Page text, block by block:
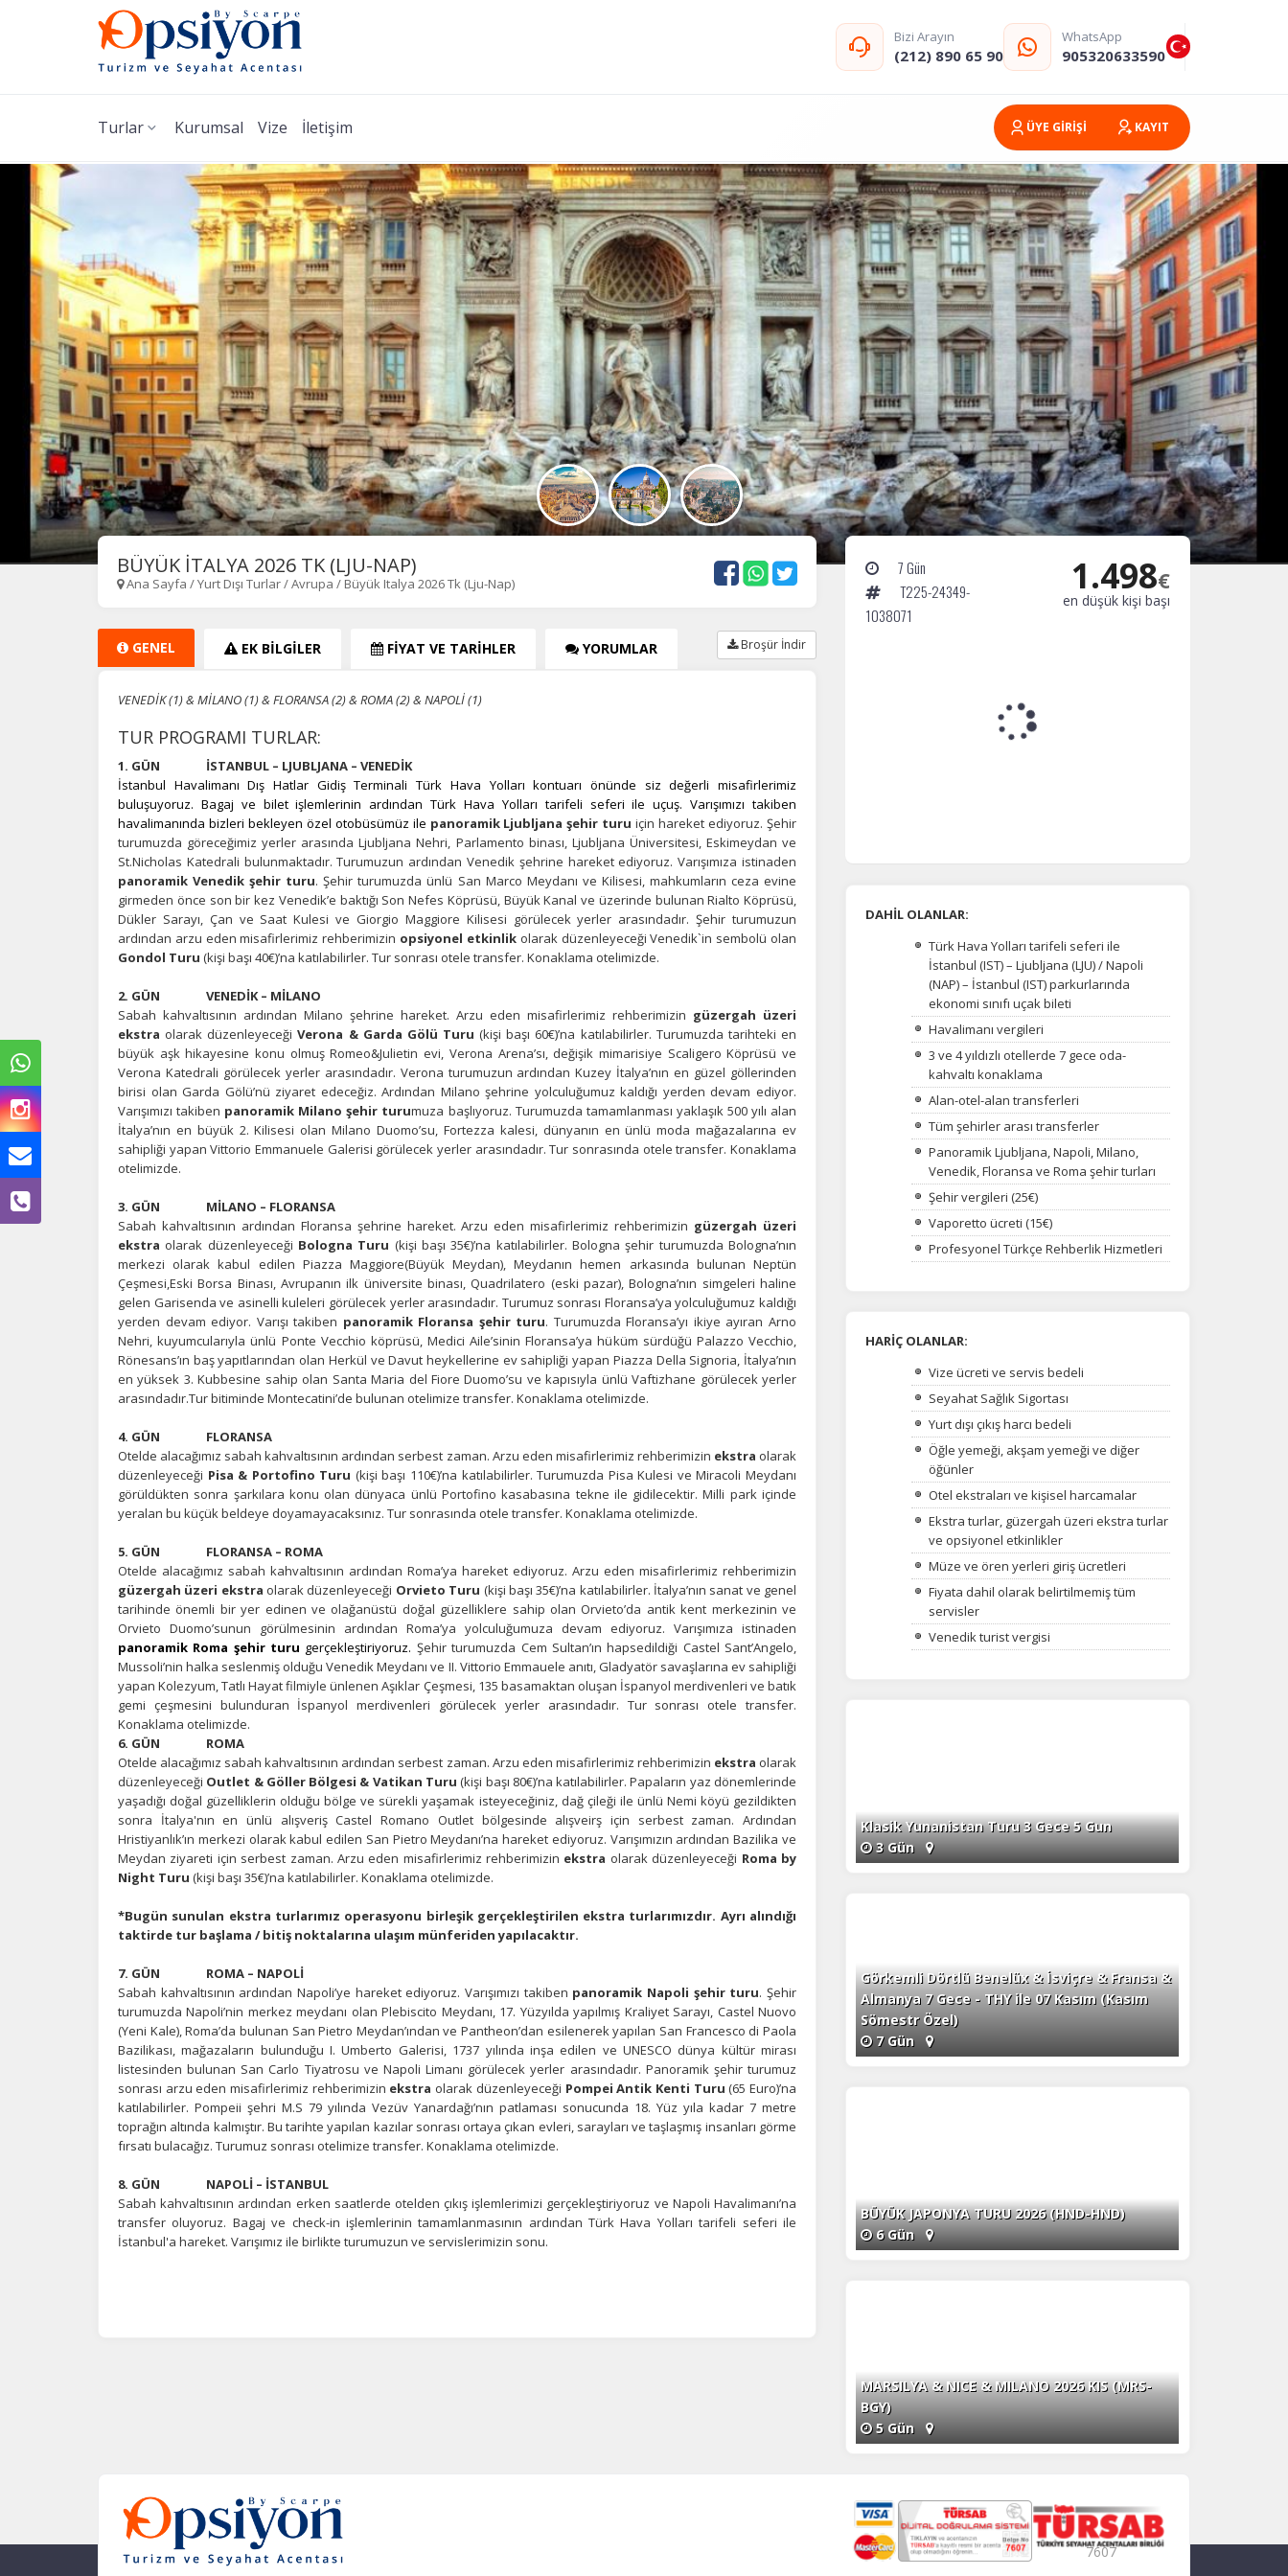
Bizi Arayın
(212) 890 65 90
WhatsApp
905320633590
Turlar Kurumsal Vize İletişim ÜYE GİRİŞİ KAYIT
Çerez tercihlerinizibelirleyin.
Size daha kişiselleştirilmiş bir web deneyimi sunmak için bazı bilgileri tarayıcınızda
depolayabilir, bunları yurt içi ve yurt dışındaki hizmet sağlayıcılarla paylaşabiliriz. Buna
izin vermemeyi seçebilirsiniz ancak bu durumda sitemiz umduğumuz gibi çalışmaya
bilir.Daha fazla bilgi içinKVKK bilgilendirmemizi,çerez kullanımvegizlilik koşullarını
inceleyebilirsiniz.
Zorunlu Çerezler HER ZAMAN AKTIF
İstatistik Çerezleri
anlamamıza yardımcı olur.
Pazarlama Çerezleri
Size ve ilgi alanlarınıza uygun reklamlar göstermek için kullanılır.
Kapatırsanız reklamları görmeye devam edersiniz, ancak daha az
alakalı olabilirler.
Tümünü Reddet Tümünü Kabul Et Tercihleri Kaydet
BÜYÜK İTALYA 2026 TK (LJU-NAP)
Ana Sayfa /Yurt Dışı Turlar/Avrupa / Büyük Italya 2026 Tk (Lju-Nap)
GENEL EK BİLGİLER FİYAT VE TARİHLER YORUMLAR Broşür İndir
VENEDİK (1) & MİLANO (1) & FLORANSA (2) & ROMA (2) & NAPOLİ (1)
TUR PROGRAMI TURLAR:
1. GÜN İSTANBUL – LJUBLJANA – VENEDİK
İstanbul Havalimanı Dış Hatlar Gidiş Terminali Türk Hava Yolları kontuarı önünde siz değerli misafirlerimiz
buluşuyoruz. Bagaj ve bilet işlemlerinin ardından Türk Hava Yolları tarifeli seferi ile uçuş. Varışımızı takiben
havalimanında bizleri bekleyen özel otobüsümüz ile panoramik Ljubljana şehir turuiçin hareket ediyoruz. Şehir
turumuzda göreceğimiz yerler arasında Ljubljana Nehri, Parlamento binası, Ljubljana Üniversitesi, Eskimeydan ve
St.Nicholas Katedrali bulunmaktadır. Turumuzun ardından Venedik şehrine hareket ediyoruz. Varışımıza istinaden
panoramik Venedik şehir turu. Şehir turumuzda ünlü San Marco Meydanı ve Kilisesi, mahkumların ceza evine
girmeden önce son bir kez Venedik’e baktığı Son Nefes Köprüsü, Büyük Kanal ve üzerinde bulunan Rialto Köprüsü,
Dükler Sarayı, Çan ve Saat Kulesi ve Giorgio Maggiore Kilisesi görülecek yerler arasındadır. Şehir turumuzun
ardından arzu eden misafirlerimiz rehberimizin opsiyonel etkinlikolarak düzenleyeceği Venedik`in sembolü olan
Gondol Turu (kişi başı 40€)’na katılabilirler. Tur sonrası otele transfer. Konaklama otelimizde.
2. GÜN VENEDİK – MİLANO
Sabah kahvaltısının ardından Milano şehrine hareket. Arzu eden misafirlerimiz rehberimizin güzergah üzeri
ekstra olarak düzenleyeceğiVerona & Garda Gölü Turu (kişi başı 60€)’na katılabilirler. Turumuzda tarihteki en
büyük aşk hikayesine konu olmuş Romeo&Julietin evi, Verona Arena’sı, değişik mimarisiye Scaligero Köprüsü ve
Verona Katedrali görülecek yerler arasındadır. Verona turumuzun ardından Kuzey İtalya’nın en güzel göllerinden
birisi olan Garda Gölü’nü ziyaret edeceğiz. Ardından Milano şehrine yolculuğumuz kaldığı yerden devam ediyor.
Varışımızı takiben panoramik Milano şehir turumuza başlıyoruz. Turumuzda tamamlanması yaklaşık 500 yılı alan
İtalya’nın en büyük 2. Kilisesi olan Milano Duomo’su, Fortezza kalesi, dünyanın en ünlü moda mağazalarına ev
sahipliği yapan Vittorio Emmanuele Galerisi görülecek yerler arasındadır. Tur sonrasında otele transfer. Konaklama
otelimizde.
3. GÜN MİLANO – FLORANSA
Sabah kahvaltısının ardından Floransa şehrine hareket. Arzu eden misafirlerimiz rehberimizin güzergah üzeri
ekstra olarak düzenleyeceği Bologna Turu (kişi başı 35€)’na katılabilirler. Bologna şehir turumuzda Bologna’nın
merkezi olarak kabul edilen Piazza Maggiore(Büyük Meydan), Meydanın hemen arkasında bulunan Neptün
Çeşmesi,Eski Borsa Binası, Avrupanın ilk üniversite binası, Quadrilatero (eski pazar), Bologna’nın simgeleri haline
gelen Garisenda ve asinelli kuleleri görülecek yerler arasındadır. Turumuz sonrası Floransa’ya yolculuğumuz kaldığı
yerden devam ediyor. Varışı takiben panoramik Floransa şehir turu. Turumuzda Floransa’yı ikiye ayıran Arno
Nehri, kuyumcularıyla ünlü Ponte Vecchio köprüsü, Medici Aile’sinin Floransa’ya hüküm sürdüğü Palazzo Vecchio,
Rönesans’ın baş yapıtlarından olan Herkül ve Davut heykellerine ev sahipliği yapan Piazza Della Signoria, İtalya’nın
en yüksek 3. Kubbesine sahip olan Santa Maria del Fiore Duomo’su ve kapısıyla ünlü Vaftizhane görülecek yerler
arasındadır.Tur bitiminde Montecatini’de bulunan otelimize transfer. Konaklama otelimizde.
4. GÜN FLORANSA
Otelde alacağımız sabah kahvaltısının ardından serbest zaman. Arzu eden misafirlerimiz rehberimizin ekstra olarak
düzenleyeceği Pisa & Portofino Turu (kişi başı 110€)’na katılabilirler. Turumuzda Pisa Kulesi ve Miracoli Meydanı
görüldükten sonra şarkılara konu olan dünyaca ünlü Portofino kasabasına tekne ile gidilecektir. Milli park içinde
yeralan bu küçük beldeye doyamayacaksınız. Tur sonrasında otele transfer. Konaklama otelimizde.
5. GÜN FLORANSA – ROMA
Otelde alacağımız sabah kahvaltısının ardından Roma’ya hareket ediyoruz. Arzu eden misafirlerimiz rehberimizin
güzergah üzeri ekstra olarak düzenleyeceği Orvieto Turu (kişi başı 35€)’na katılabilirler. İtalya’nın sanat ve genel
tarihinde önemli bir yer edinen ve olağanüstü doğal güzelliklere sahip olan Orvieto’da antik kent merkezinin ve
Orvieto Duomo’sunun görülmesinin ardından Roma’ya yolculuğumuza devam ediyoruz. Varışımıza istinaden
panoramik Roma şehir turu gerçekleştiriyoruz. Şehir turumuzda Cem Sultan’ın hapsedildiği Castel Sant’Angelo,
Mussoli’nin halka seslenmiş olduğu Venedik Meydanı ve II. Vittorio Emmauele anıtı, Gladyatör savaşlarına ev sahipliği
yapan Kolezyum, Tatlı Hayat filmiyle ünlenen Aşıklar Çeşmesi, 135 basamaktan oluşan İspanyol merdivenleri ve batık
gemi çeşmesini bulunduran İspanyol merdivenleri görülecek yerler arasındadır. Tur sonrası otele transfer.
Konaklama otelimizde.
6. GÜN ROMA
Otelde alacağımız sabah kahvaltısının ardından serbest zaman. Arzu eden misafirlerimiz rehberimizin ekstra olarak
düzenleyeceği Outlet & Göller Bölgesi & Vatikan Turu(kişi başı 80€)’na katılabilirler. Papaların yaz dönemlerinde
yaşadığı doğal güzelliklerin olduğu bölge ve sürekli yaşamak isteyeceğiniz, dağ çileği ile ünlü Nemi köyü gezildikten
sonra İtalya'nın en ünlü alışveriş Castel Romano Outlet bölgesinde alışveirş için serbest zaman. Ardından
Hristiyanlık’ın merkezi olarak kabul edilen San Pietro Meydanı’na hareket ediyoruz. Varışımızın ardından Bazilika ve
Meydan ziyareti için serbest zaman. Arzu eden misafirlerimiz rehberimizin ekstra olarak düzenleyeceği Roma by
Night Turu (kişi başı 35€)’na katılabilirler. Konaklama otelimizde.
*Bugün sunulan ekstra turlarımız operasyonu birleşik gerçekleştirilen ekstra turlarımızdır. Ayrı alındığı
taktirde tur başlama / bitiş noktalarına ulaşım münferiden yapılacaktır.
7. GÜN ROMA – NAPOLİ
Sabah kahvaltısının ardından Napoli’ye hareket ediyoruz. Varışımızı takiben panoramik Napoli şehir turu. Şehir
turumuzda Napoli’nin merkez meydanı olan Plebiscito Meydanı, 17. Yüzyılda yapılmış Kraliyet Sarayı, Castel Nuovo
(Yeni Kale), Roma’da bulunan San Pietro Meydan’ından ve Pantheon’dan esilenerek yapılan San Francesco di Paola
Bazilikası, mağazaların bulunduğu I. Umberto Galerisi, 1737 yılında inşa edilen ve UNESCO dünya kültür mirası
listesinden bulunan San Carlo Tiyatrosu ve Napoli Limanı görülecek yerler arasındadır. Panoramik şehir turumuz
sonrası arzu eden misafirlerimiz rehberimizin ekstra olarak düzenleyeceği Pompei Antik Kenti Turu (65 Euro)’na
katılabilirler. Pompeii şehri M.S 79 yılında Vezüv Yanardağı’nın patlaması sonucunda 18. Yüz yıla kadar 7 metre
toprağın altında kalmıştır. Bu tarihte yapılan kazılar sonrası ortaya çıkan evleri, sarayları ve taşlaşmış insanları görme
fırsatı bulacağız. Turumuz sonrası otelimize transfer. Konaklama otelimizde.
8. GÜN NAPOLİ – İSTANBUL
Sabah kahvaltısının ardından erken saatlerde otelden çıkış işlemlerimizi gerçekleştiriyoruz ve Napoli Havalimanı’na
transfer oluyoruz. Bagaj ve check-in işlemlerinin tamamlanmasının ardından Türk Hava Yolları tarifeli seferi ile
İstanbul'a hareket. Varışımız ile birlikte turumuzun ve servislerimizin sonu.
7 Gün
T225-24349-
1038071
1.498€
en düşük kişi başı
DAHİL OLANLAR:
Türk Hava Yolları tarifeli seferi ile
İstanbul (IST) – Ljubljana (LJU) / Napoli
(NAP) – İstanbul (IST) parkurlarında
ekonomi sınıfı uçak bileti
Havalimanı vergileri
3 ve 4 yıldızlı otellerde 7 gece oda-
kahvaltı konaklama
Alan-otel-alan transferleri
Tüm şehirler arası transferler
Panoramik Ljubljana, Napoli, Milano,
Venedik, Floransa ve Roma şehir turları
Şehir vergileri (25€)
Vaporetto ücreti (15€)
Profesyonel Türkçe Rehberlik Hizmetleri
HARİÇ OLANLAR:
Vize ücreti ve servis bedeli
Seyahat Sağlık Sigortası
Yurt dışı çıkış harcı bedeli
Öğle yemeği, akşam yemeği ve diğer
öğünler
Otel ekstraları ve kişisel harcamalar
Ekstra turlar, güzergah üzeri ekstra turlar
ve opsiyonel etkinlikler
Müze ve ören yerleri giriş ücretleri
Fiyata dahil olarak belirtilmemiş tüm
servisler
Venedik turist vergisi
Klasik Yunanistan Turu 3 Gece 5 Gun
3 Gün
Görkemli Dörtlü Benelüx & İsviçre & Fransa &
Almanya 7 Gece - THY ile 07 Kasım (Kasım
Sömestr Özel)
7 Gün
BÜYÜK JAPONYA TURU 2026 (HND-HND)
6 Gün
MARSILYA & NICE & MILANO 2026 KIS (MRS-
BGY)
5 Gün
7607